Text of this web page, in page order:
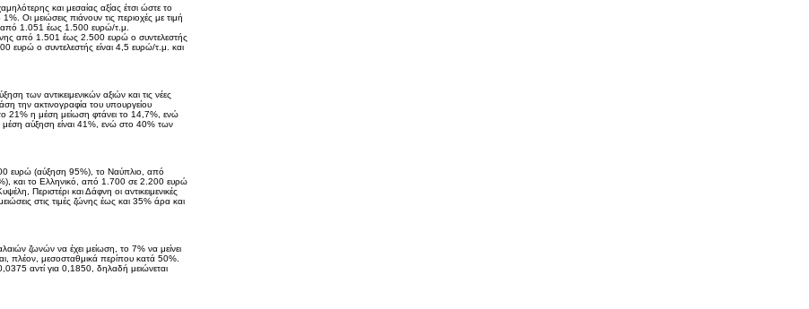
και μεσαίας αξίας έτσι ώστε το
Οι μειώσεις πιάνουν τις περιοχές με τιμή
από 1.051 έως 1.500 ευρώ/τ.μ.
από 1.501 έως 2.500 ευρώ ο συντελεστής
ευρώ ο συντελεστής είναι 4,5 ευρώ/τ.μ. και
των αντικειμενικών αξιών και τις νέες
την ακτινογραφία του υπουργείου
21% η μέση μείωση φτάνει το 14,7%, ενώ
μέση αύξηση είναι 41%, ενώ στο 40% των
ευρώ (αύξηση 95%), το Ναύπλιο, από
και το Ελληνικό, από 1.700 σε 2.200 ευρώ
Περιστέρι και Δάφνη οι αντικειμενικές
στις τιμές ζώνης έως και 35% άρα και
ζωνών να έχει μείωση, το 7% να μείνει
πλέον, μεσοσταθμικά περίπου κατά 50%.
αντί για 0,1850, δηλαδή μειώνεται